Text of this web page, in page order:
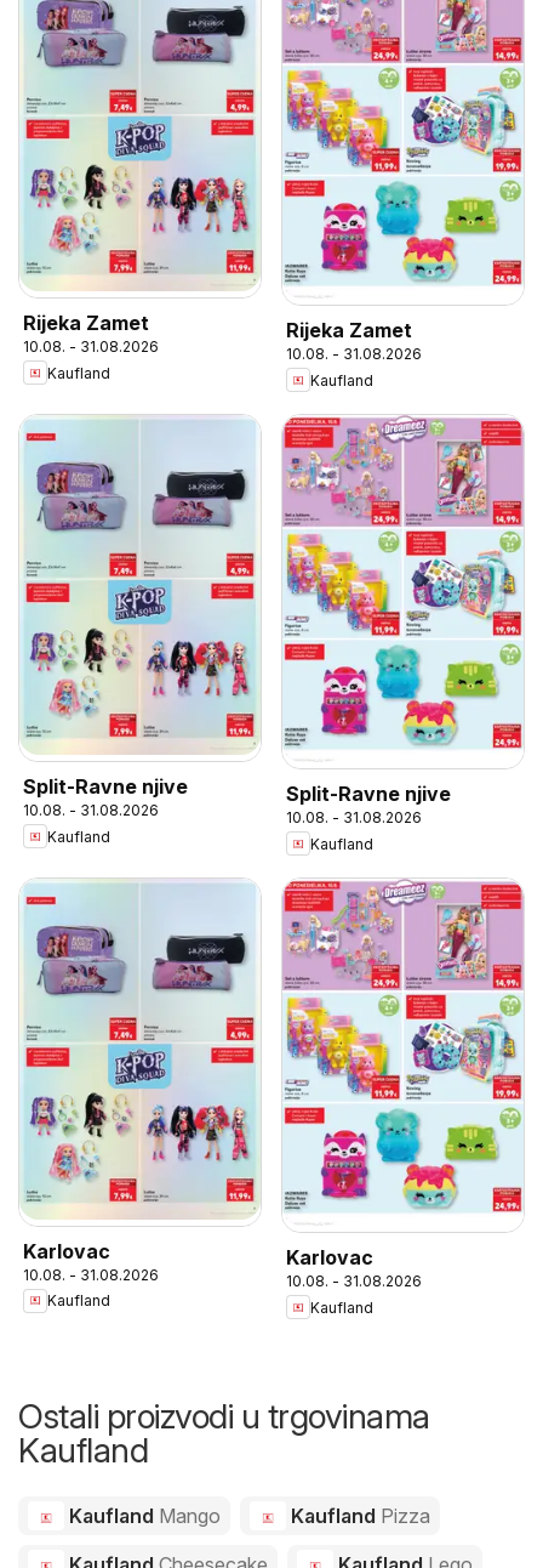
Rijeka Zamet
10.08. - 31.08.2026
Kaufland
Rijeka Zamet
10.08. - 31.08.2026
Kaufland
Split-Ravne njive
10.08. - 31.08.2026
Kaufland
Split-Ravne njive
10.08. - 31.08.2026
Kaufland
Karlovac
10.08. - 31.08.2026
Kaufland
Karlovac
10.08. - 31.08.2026
Kaufland
Ostali proizvodi u trgovinama
Kaufland
Kaufland Mango Kaufland Pizza